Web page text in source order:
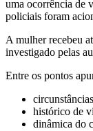
uma ocorrência de
policiais foram
A mulher recebeu
investigado pelas
Entre os pontos
histórico de
dinâmica do